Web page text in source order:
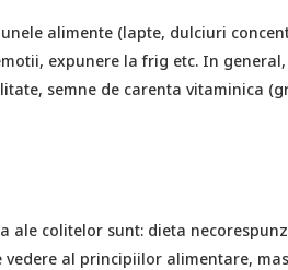
alimente (lapte, dulciuri
expunere la frig etc. In
semne de carenta vitaminica
ale colitelor sunt: dieta
al principiilor alimentare,